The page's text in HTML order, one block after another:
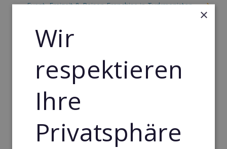
Event, Freizeit & Reisen Franchise in Turkmenistan
Gebäude & Haustechnik Franchise in Turkmenistan
Handwerk Franchise in Turkmenistan
Dienstleistungsfranchise in Turkmenistan
Telekommunikation Franchise in Turkmenistan
Turkmenistan
Sport Franchise in Turkmenistan
×
Wir
respektieren
Ihre
Privatsphäre